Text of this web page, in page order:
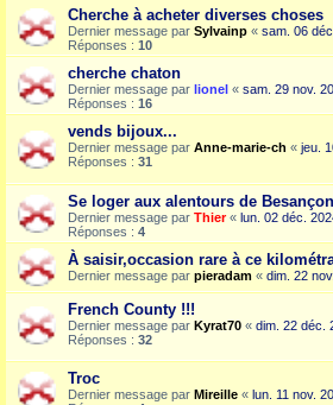
Cherche à acheter diverses choses
Dernier message par Sylvainp « sam. 06
Réponses : 10
cherche chaton
Dernier message par lionel « sam. 29 nov.
Réponses : 16
vends bijoux...
Dernier message par Anne-marie-ch « jeu.
Réponses : 31
Se loger aux alentours de Besançon
Dernier message par Thier« lun. 02 déc.
Réponses : 4
À saisir,occasion rare à ce
Dernier message par pieradam « dim. 22
French County !!!
Dernier message par Kyrat70 « dim. 22 déc.
Réponses : 32
Troc
Dernier message par Mireille « lun. 11 nov.